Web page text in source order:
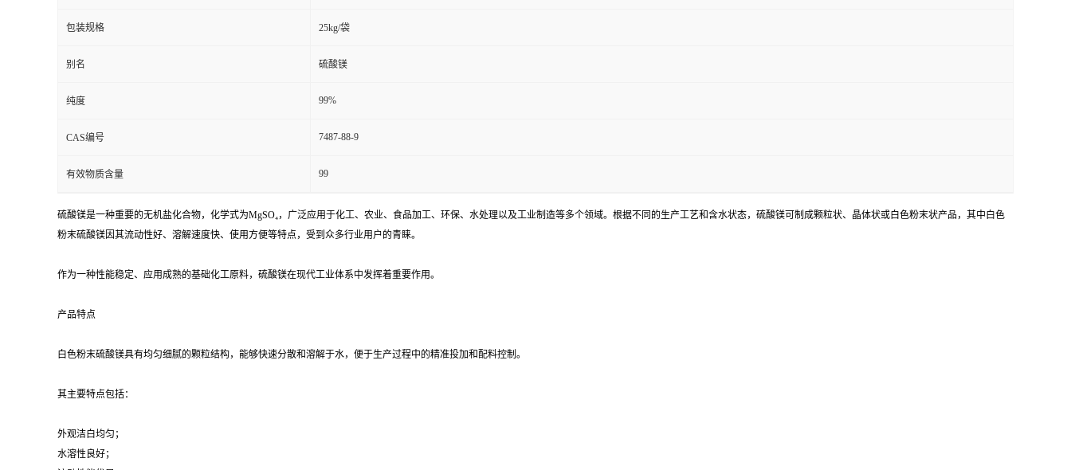
包装规格 25kg/袋
别名 硫酸镁
纯度 99%
CAS编号 7487-88-9
有效物质含量 99
硫酸镁是一种重要的无机盐化合物，化学式为MgSO₄，广泛应用于化工、农业、食品加工、环保、水处理以及工业制造等多个领域。根据不同的生产工艺和含水状态，硫酸镁可制成颗粒状、晶体状或白色粉末状产品，其中白色
粉末硫酸镁因其流动性好、溶解速度快、使用方便等特点，受到众多行业用户的青睐。
作为一种性能稳定、应用成熟的基础化工原料，硫酸镁在现代工业体系中发挥着重要作用。
产品特点
白色粉末硫酸镁具有均匀细腻的颗粒结构，能够快速分散和溶解于水，便于生产过程中的精准投加和配料控制。
其主要特点包括：
外观洁白均匀；
水溶性良好；